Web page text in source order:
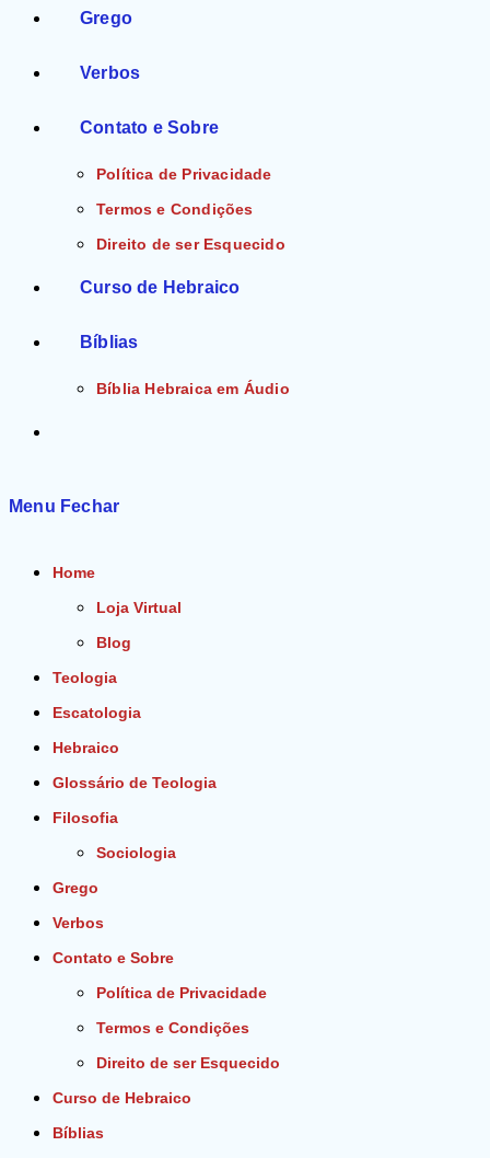
Grego
Verbos
Contato e Sobre
Política de Privacidade
Termos e Condições
Direito de ser Esquecido
Curso de Hebraico
Bíblias
Bíblia Hebraica em Áudio
Menu Fechar
Home
Loja Virtual
Blog
Teologia
Escatologia
Hebraico
Glossário de Teologia
Filosofia
Sociologia
Grego
Verbos
Contato e Sobre
Política de Privacidade
Termos e Condições
Direito de ser Esquecido
Curso de Hebraico
Bíblias